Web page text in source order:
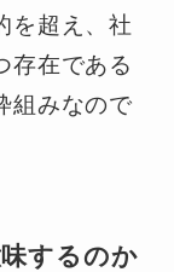
を超え、社
存在である
組みなので
するのか